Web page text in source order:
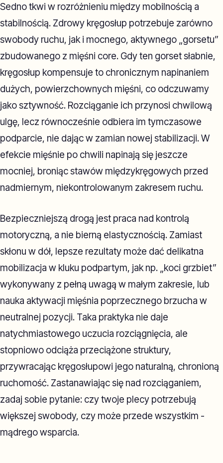
Sedno tkwi w rozróżnieniu między mobilnością a
stabilnością. Zdrowy kręgosłup potrzebuje zarówno
swobody ruchu, jak i mocnego, aktywnego „gorsetu”
zbudowanego z mięśni core. Gdy ten gorset słabnie,
kręgosłup kompensuje to chronicznym napinaniem
dużych, powierzchownych mięśni, co odczuwamy
jako sztywność. Rozciąganie ich przynosi chwilową
ulgę, lecz równocześnie odbiera im tymczasowe
podparcie, nie dając w zamian nowej stabilizacji. W
efekcie mięśnie po chwili napinają się jeszcze
mocniej, broniąc stawów międzykręgowych przed
nadmiernym, niekontrolowanym zakresem ruchu.
Bezpieczniejszą drogą jest praca nad kontrolą
motoryczną, a nie bierną elastycznością. Zamiast
skłonu w dół, lepsze rezultaty może dać delikatna
mobilizacja w kluku podpartym, jak np. „koci grzbiet”
wykonywany z pełną uwagą w małym zakresie, lub
nauka aktywacji mięśnia poprzecznego brzucha w
neutralnej pozycji. Taka praktyka nie daje
natychmiastowego uczucia rozciągnięcia, ale
stopniowo odciąża przeciążone struktury,
przywracając kręgosłupowi jego naturalną, chronioną
ruchomość. Zastanawiając się nad rozciąganiem,
zadaj sobie pytanie: czy twoje plecy potrzebują
większej swobody, czy może przede wszystkim -
mądrego wsparcia.